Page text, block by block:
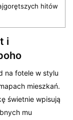
hitów
i
na fotele w stylu
mieszkań.
świetnie wpisują
mu